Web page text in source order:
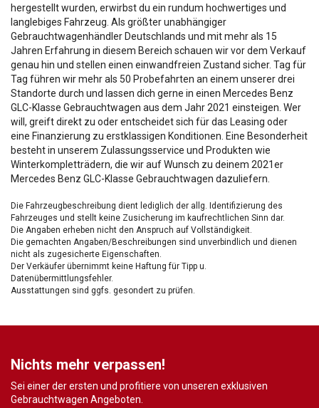
hergestellt wurden, erwirbst du ein rundum hochwertiges und
langlebiges Fahrzeug. Als größter unabhängiger
Gebrauchtwagenhändler Deutschlands und mit mehr als 15
Jahren Erfahrung in diesem Bereich schauen wir vor dem Verkauf
genau hin und stellen einen einwandfreien Zustand sicher. Tag für
Tag führen wir mehr als 50 Probefahrten an einem unserer drei
Standorte durch und lassen dich gerne in einen Mercedes Benz
GLC-Klasse Gebrauchtwagen aus dem Jahr 2021 einsteigen. Wer
will, greift direkt zu oder entscheidet sich für das Leasing oder
eine Finanzierung zu erstklassigen Konditionen. Eine Besonderheit
besteht in unserem Zulassungsservice und Produkten wie
Winterkompletträdern, die wir auf Wunsch zu deinem 2021er
Mercedes Benz GLC-Klasse Gebrauchtwagen dazuliefern.
Die Fahrzeugbeschreibung dient lediglich der allg. Identifizierung des
Fahrzeuges und stellt keine Zusicherung im kaufrechtlichen Sinn dar.
Die Angaben erheben nicht den Anspruch auf Vollständigkeit.
Die gemachten Angaben/Beschreibungen sind unverbindlich und dienen
nicht als zugesicherte Eigenschaften.
Der Verkäufer übernimmt keine Haftung für Tipp u.
Datenübermittlungsfehler.
Ausstattungen sind ggfs. gesondert zu prüfen.
Nichts mehr verpassen!
Sei einer der ersten und profitiere von unseren exklusiven
Gebrauchtwagen Angeboten.